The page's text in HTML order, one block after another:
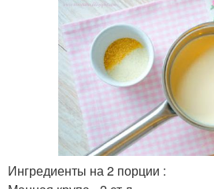
Ингредиенты на 2 порции :